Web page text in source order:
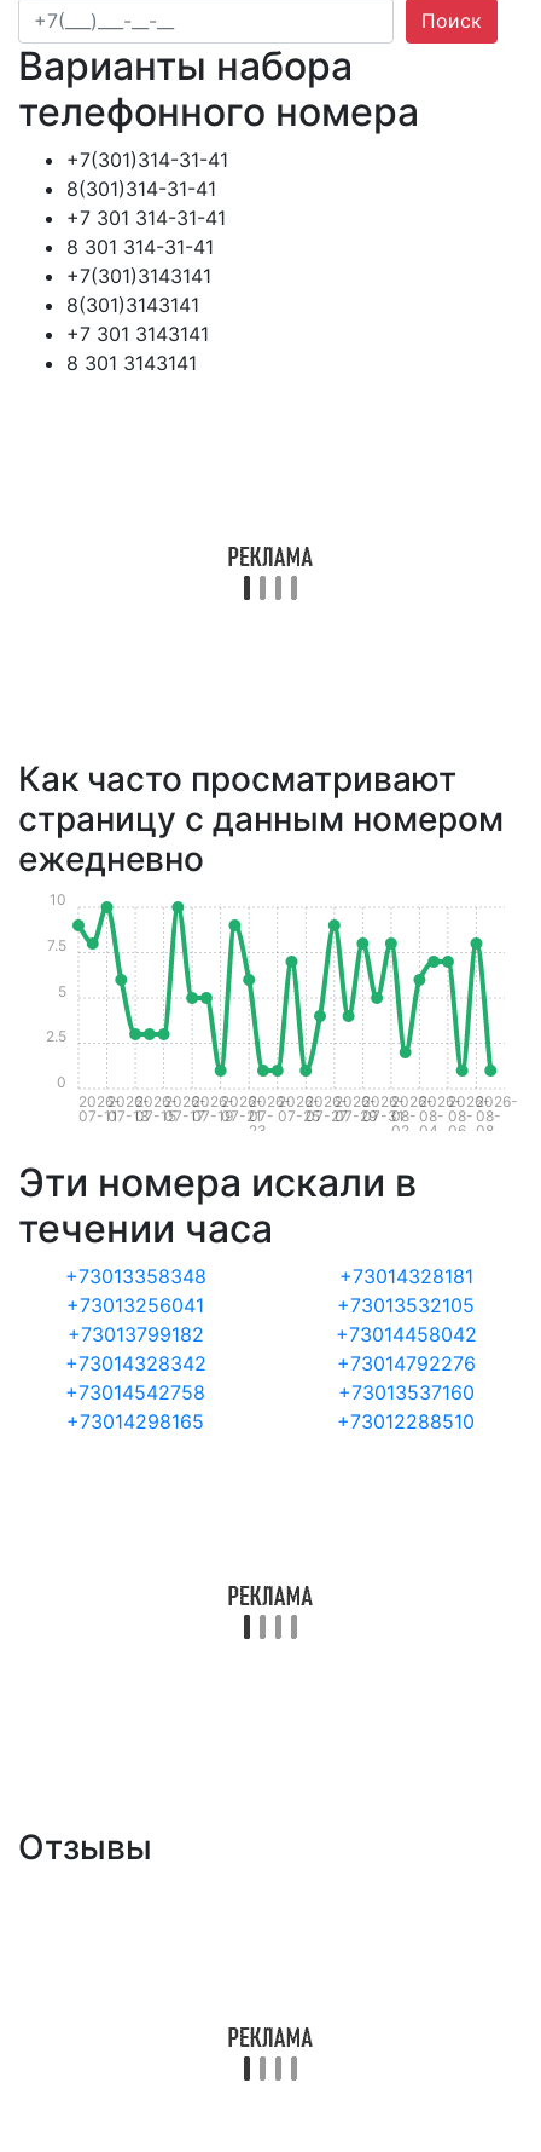
Поиск
Варианты набора
телефонного номера
+7(301)314-31-41
8(301)314-31-41
+7 301 314-31-41
8 301 314-31-41
+7(301)3143141
8(301)3143141
+7 301 3143141
8 301 3143141
Как часто просматривают
страницу с данным номером
ежедневно
2026-
07-11
2026-
07-13
2026-
07-15
2026-
07-17
2026-
07-19
2026-
07-21
2026-
07-
23
2026-
07-25
2026-
07-27
2026-
07-29
2026-
07-31
2026-
08-
02
2026-
08-
04
2026-
08-
06
2026-
08-
08
0
2.5
5
7.5
10
Эти номера искали в
течении часа
+73013358348
+73014328181
+73013256041
+73013532105
+73013799182
+73014458042
+73014328342
+73014792276
+73014542758
+73013537160
+73014298165
+73012288510
Отзывы